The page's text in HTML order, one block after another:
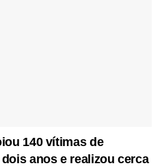
140 vítimas de
anos e realizou cerca